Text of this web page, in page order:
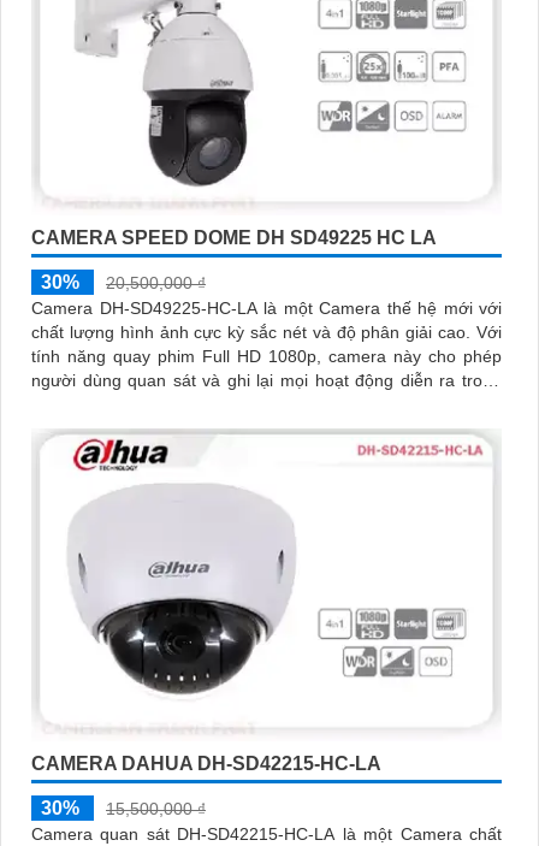
CAMERA SPEED DOME DH SD49225 HC LA
30%
20,500,000 ₫
Camera DH-SD49225-HC-LA là một Camera thế hệ mới với
chất lượng hình ảnh cực kỳ sắc nét và độ phân giải cao. Với
tính năng quay phim Full HD 1080p, camera này cho phép
người dùng quan sát và ghi lại mọi hoạt động diễn ra trong
CAMERA DAHUA DH-SD42215-HC-LA
30%
15,500,000 ₫
Camera quan sát DH-SD42215-HC-LA là một Camera chất